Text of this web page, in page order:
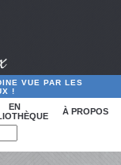
VUE PAR LES
!
EN
À PROPOS